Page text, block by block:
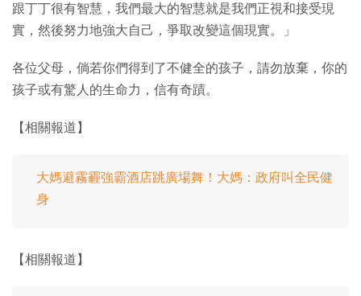
跟丁丁很有智慧，我們最大的智慧就是我們正視和接受現
實，然後努力地強大自己，爭取改變這個現實。」
各位父母，倘若你們得到了不健全的孩子，請勿放棄，你的
孩子或有驚人的生命力，信有奇蹟。
【相關報道】
大媽避霧霾強霸酒店跳廣場舞！大媽：政府叫全民健
身
【相關報道】